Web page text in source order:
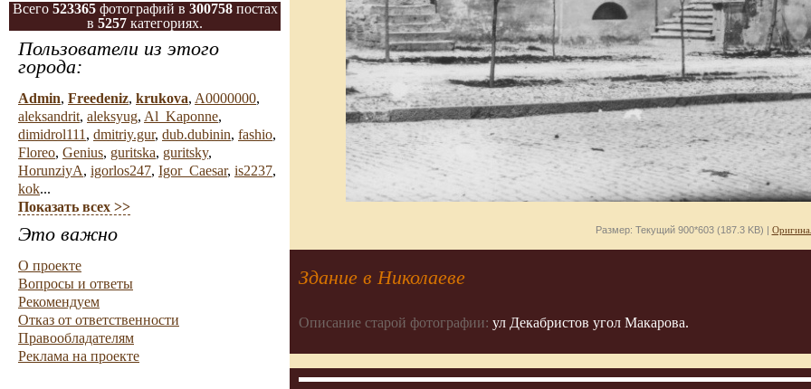
Всего 523365фотографий в 300758постах
в 5257 категориях.
Пользователи из этого
города:
Admin, Freedeniz, krukova, A0000000,
aleksandrit, aleksyug, Al_Kaponne,
dimidrol111 , dmitriy.gur, dub.dubinin, fashio,
Floreo, Genius, guritska, guritsky,
HorunziyA, igorlos247, Igor_Caesar, is2237,
kok...
Показать всех >>
Это важно
О проекте
Вопросы и ответы
Рекомендуем
Отказ от ответственности
Правообладателям
Реклама на проекте
Размер: Текущий 900*603 (187.3 KB) |
Здание в Николаеве
Описание старой фотографии: ул Декабристов угол Макарова.